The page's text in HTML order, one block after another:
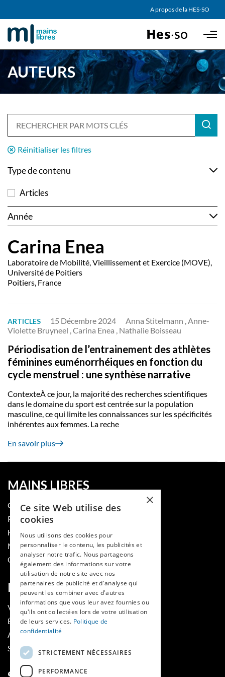
Skip to main content
A propos de la HES-SO
PARTENAIRES
AUTEURS
Réinitialiser les filtres
Type de contenu
Articles
Année
Carina Enea
Laboratoire de Mobilité, Vieillissement et Exercice (MOVE),
Université de Poitiers
Poitiers, France
ARTICLES 15 Décembre 2024
Anna Stitelmann , Anne-
Violette Bruyneel , Carina Enea , Nathalie Boisseau
Périodisation de l’entrainement des athlètes
féminines euménorrhéiques en fonction du
cycle menstruel : une synthèse narrative
ContexteÀ ce jour, la majorité des recherches scientifiques
dans le domaine du sport est centrée sur la population
masculine, ce qui limite les connaissances sur les spécificités
inhérentes aux femmes. La reche
En savoir plus
MAINS LIBRES
QUI SOMMES-NOUS
PUBLIER DANS LA REVUE
HES-SO
MÉDECINE ET HYGIÈNE
CONTACT
RUBRIQUES
VOIR LES NUMÉROS
ÉVÈNEMENTS MAINS LIBRES
AGENDA
SOUTIENS
×
Ce site Web utilise des
cookies
Nous utilisons des cookies pour
personnaliser le contenu, les publicités et
analyser notre trafic. Nous partageons
également des informations sur votre
utilisation de notre site avec nos
partenaires de publicité et d'analyse qui
peuvent les combiner avec d'autres
informations que vous leur avez fournies ou
qu'ils ont collectées lors de votre utilisation
de leurs services. Politique de
confidentialité
STRICTEMENT NÉCESSAIRES
PERFORMANCE